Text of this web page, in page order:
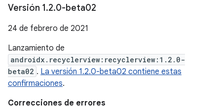
Versión 1.2.0-beta02
24 de febrero de 2021
Lanzamiento de
androidx.recyclerview:recyclerview:1.2.0-
beta02 . La versión 1.2.0-beta02 contiene estas
confirmaciones.
Correcciones de errores